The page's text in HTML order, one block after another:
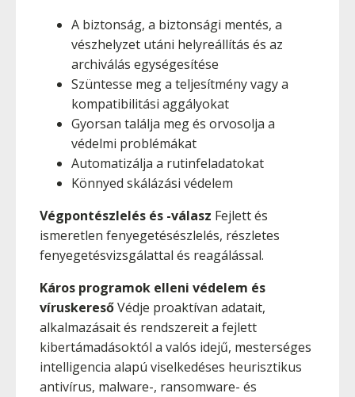
A biztonság, a biztonsági mentés, a
vészhelyzet utáni helyreállítás és az
archiválás egységesítése
Szüntesse meg a teljesítmény vagy a
kompatibilitási aggályokat
Gyorsan találja meg és orvosolja a
védelmi problémákat
Automatizálja a rutinfeladatokat
Könnyed skálázási védelem
Végpontészlelés és -válasz Fejlett és
ismeretlen fenyegetésészlelés, részletes
fenyegetésvizsgálattal és reagálással.
Káros programok elleni védelem és
víruskeresőVédje proaktívan adatait,
alkalmazásait és rendszereit a fejlett
kibertámadásoktól a valós idejű, mesterséges
intelligencia alapú viselkedéses heurisztikus
antivírus, malware-, ransomware- és